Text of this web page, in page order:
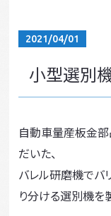
2021/04/01
小型選別
自動車量産板金
だいた、
バレル研磨機でバ
り分ける選別機を